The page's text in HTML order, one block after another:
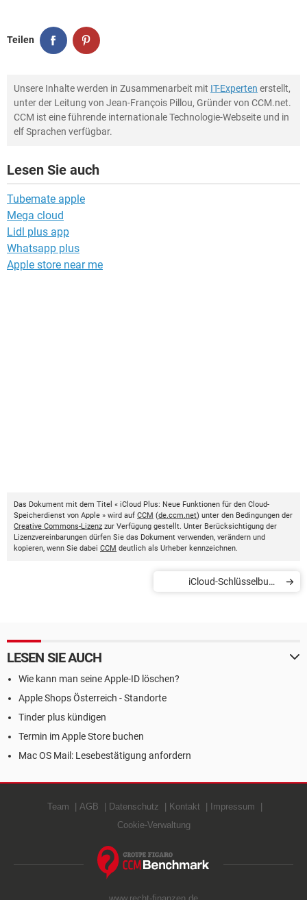
Teilen
Unsere Inhalte werden in Zusammenarbeit mit IT-Experten erstellt,
unter der Leitung von Jean-François Pillou, Gründer von CCM.net.
CCM ist eine führende internationale Technologie-Webseite und in
elf Sprachen verfügbar.
Lesen Sie auch
Tubemate apple
Mega cloud
Lidl plus app
Whatsapp plus
Apple store near me
Das Dokument mit dem Titel « iCloud Plus: Neue Funktionen für den Cloud-
Speicherdienst von Apple » wird auf CCM (de.ccm.net) unter den Bedingungen der
Creative Commons-Lizenz zur Verfügung gestellt. Unter Berücksichtigung der
Lizenzvereinbarungen dürfen Sie das Dokument verwenden, verändern und
kopieren, wenn Sie dabei CCM deutlich als Urheber kennzeichnen.
iCloud-Schlüsselbund
LESEN SIE AUCH
Wie kann man seine Apple-ID löschen?
Apple Shops Österreich - Standorte
Tinder plus kündigen
Termin im Apple Store buchen
Mac OS Mail: Lesebestätigung anfordern
Team AGB Datenschutz Kontakt
Impressum
Cookie-Verwaltung